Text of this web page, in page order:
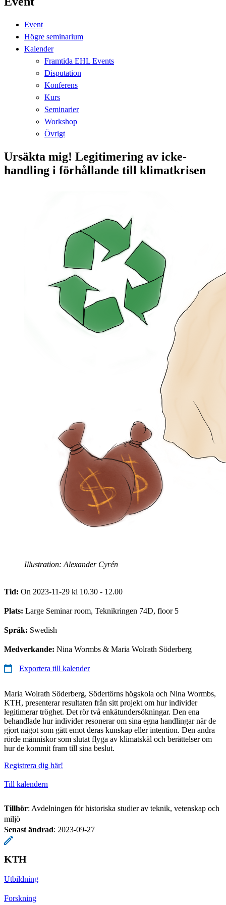
Event
Högre seminarium
Kalender
Framtida EHL Events
Disputation
Konferens
Kurs
Seminarier
Workshop
Övrigt
Ursäkta mig! Legitimering av icke-
handling i förhållande till klimatkrisen
Illustration: Alexander Cyrén
Tid: On 2023-11-29 kl 10.30 - 12.00
Plats: Large Seminar room, Teknikringen 74D, floor 5
Språk: Swedish
Medverkande: Nina Wormbs & Maria Wolrath Söderberg
Exportera till kalender
Maria Wolrath Söderberg, Södertörns högskola och Nina Wormbs,
KTH, presenterar resultaten från sitt projekt om hur individer
legitimerar tröghet. Det rör två enkätundersökningar. Den ena
behandlade hur individer resonerar om sina egna handlingar när de
gjort något som gått emot deras kunskap eller intention. Den andra
rörde människor som slutat flyga av klimatskäl och berättelser om
hur de kommit fram till sina beslut.
Registrera dig här!
Till kalendern
Tillhör: Avdelningen för historiska studier av teknik, vetenskap och
miljö
Senast ändrad: 2023-09-27
KTH
Utbildning
Forskning